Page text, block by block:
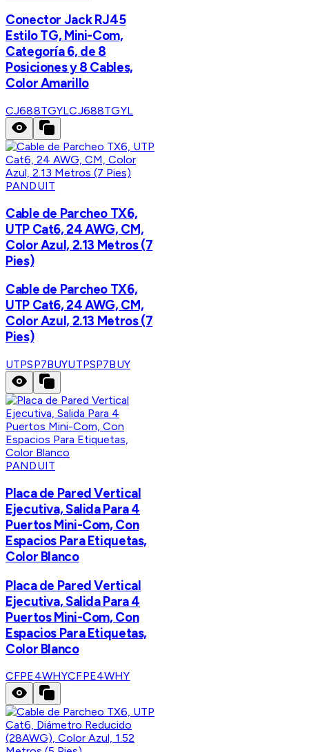
Conector Jack RJ45
Estilo TG, Mini-Com,
Categoría 6, de 8
Posiciones y 8 Cables,
Color Amarillo
CJ688TGYLCJ688TGYL
PANDUIT
Cable de Parcheo TX6,
UTP Cat6, 24 AWG, CM,
Color Azul, 2.13 Metros (7
Pies)
Cable de Parcheo TX6,
UTP Cat6, 24 AWG, CM,
Color Azul, 2.13 Metros (7
Pies)
UTPSP7BUYUTPSP7BUY
PANDUIT
Placa de Pared Vertical
Ejecutiva, Salida Para 4
Puertos Mini-Com, Con
Espacios Para Etiquetas,
Color Blanco
Placa de Pared Vertical
Ejecutiva, Salida Para 4
Puertos Mini-Com, Con
Espacios Para Etiquetas,
Color Blanco
CFPE4WHYCFPE4WHY